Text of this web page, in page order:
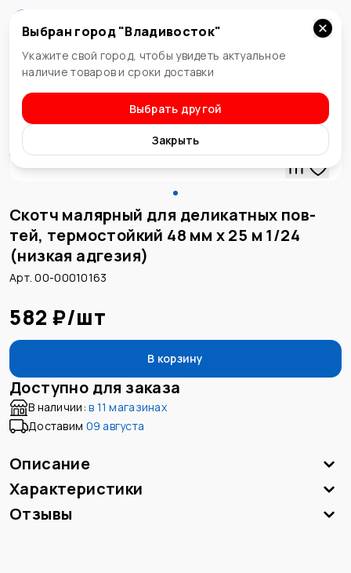
Владивосток
Выбран город "Владивосток"
Укажите свой город, чтобы увидеть актуальное
наличие товаров и сроки доставки
Выбрать другой
Закрыть
Строительные расходные материалы
Скотч малярный для деликатных пов-
тей, термостойкий 48 мм х 25 м 1/24
(низкая адгезия)
Арт. 00-00010163
582 ₽/шт
В корзину
Доступно для заказа
В наличии: в 11 магазинах
Доставим 09 августа
Описание
Характеристики
Отзывы